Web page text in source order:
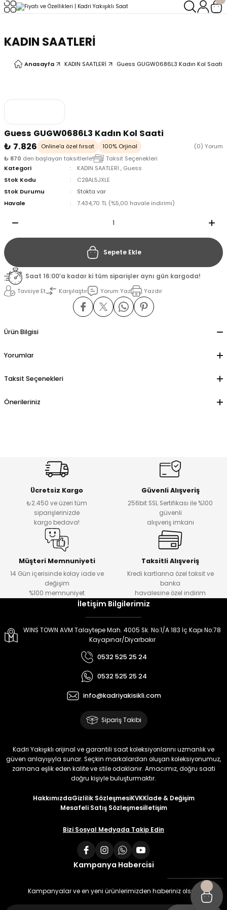
KADIN SAATLERİ
Anasayfa KADIN SAATLERİ Guess GUGW0686L3 Kadın Kol Saati
Guess GUGW0686L3 Kadın Kol Saati
₺ 7.826
Online'a özel fırsat 100% Orjinal
(0) Yorum
₺ 870 den başlayan taksitlerle!
Taksit Seçenekleri
Kategori
KADIN SAATLERİ , Guess
Stok Kodu
C2BAL5JXLE
Stok Durumu
Stokta var
Havale
7.434,70 TL (%5,00 havale indirimi)
Sepete Ekle
Saat 16:00’a kadar ki tüm siparişler aynı gün kargoda!
Tavsiye Et
Karşılaştır Yorum Yaz Yazdır
Ürün Bilgisi
Yorumlar
Taksit Seçenekleri
Önerileriniz
Ücretsiz Kargo
₺2.450 ve üzeri tüm
siparişlerinizde
kargo bedava!
Güvenli Alışveriş
256bit SSL Sertifikası ile %100
güvenli
alışveriş imkanı
Müşteri Memnuniyeti
14 Gün içerisinde kolay iade ve
değişim
%100 memnuniyet
Taksitli Alışveriş
Kredi kartlarına özel taksit ve
banka
havalesine özel indirim
İletişim Bilgilerimiz
WINS TOWN AVM Talaytepe Mah. 4005 Sk. No:1/A 183 İç Kapı No:78
Kayapınar/Diyarbakır
0532 525 25 24
0532 525 25 24
info@kadriyakisikli.com
Sipariş Takibi
Kadri Yakışıklı orijinal ve garantili saat koleksiyonlarını uzmanlık ve
güven anlayışıyla sunar. Seçkin markalardan oluşan koleksiyonumuz,
zamana eşlik eden kalite ve stile odaklanır. Amacımız, doğru saati
doğru kişiyle buluşturmaktır.
HakkımızdaGizlilik SözleşmesiKVKKİade & Değişim
Mesafeli Satış Sözleşmesiİletişim
Bizi Sosyal Medyada Takip Edin
Kampanya Habercisi
Kampanyalar ve en yeni ürünlerimizden haberiniz olsun
Geri Dön
Geri Dön